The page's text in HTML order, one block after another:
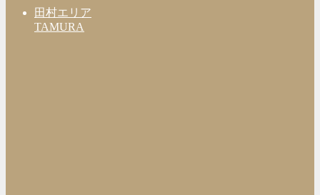
田村エリア
TAMURA